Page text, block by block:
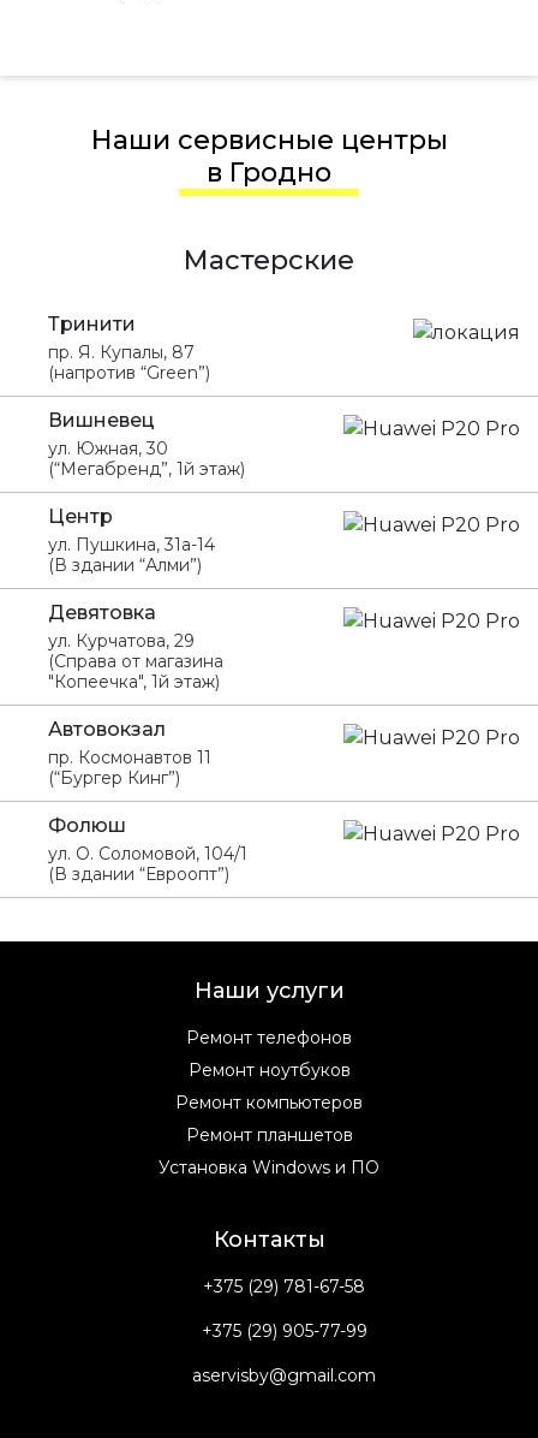
Наши сервисные центры
в Гродно
Мастерские
Тринити
пр. Я. Купалы, 87
(напротив “Green”)
Вишневец
ул. Южная, 30
(“Мегабренд”, 1й этаж)
Центр
ул. Пушкина, 31а-14
(В здании “Алми”)
Девятовка
ул. Курчатова, 29
(Справа от магазина
"Копеечка", 1й этаж)
Автовокзал
пр. Космонавтов 11
(“Бургер Кинг”)
Фолюш
ул. О. Соломовой, 104/1
(В здании “Евроопт”)
Наши услуги
Ремонт телефонов
Ремонт ноутбуков
Ремонт компьютеров
Ремонт планшетов
Установка Windows и ПО
Контакты
+375 (29) 781-67-58
+375 (29) 905-77-99
aservisby@gmail.com